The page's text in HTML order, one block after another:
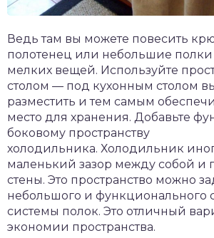
Ведь там вы можете повесить
полотенец или небольшие
мелких вещей. Используйте
столом — под кухонным столом
разместить и тем самым
место для хранения. Добавьте
боковому пространству
холодильника. Холодильник
маленький зазор между собой и
стены. Это пространство можно
небольшого и функционального
системы полок. Это отличный
экономии пространства.